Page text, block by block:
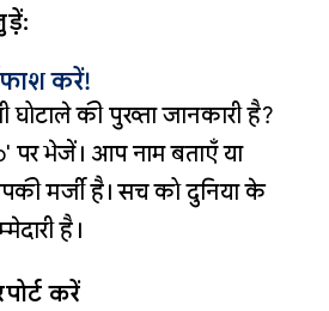
करें!
की पुख्ता जानकारी है?
पर भेजें। आप नाम बताएँ या
मर्जी है। सच को दुनिया के
है।
करें